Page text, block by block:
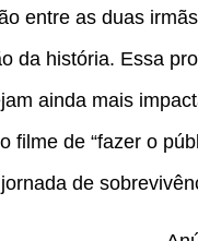
entre as duas
da história. Essa
ainda mais
filme de “fazer o
de